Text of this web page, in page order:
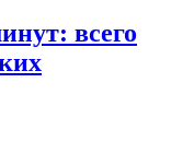
всего